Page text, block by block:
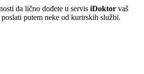
da lično dođete u servis iDoktor vaš
poslati putem neke od kurirskih službi.